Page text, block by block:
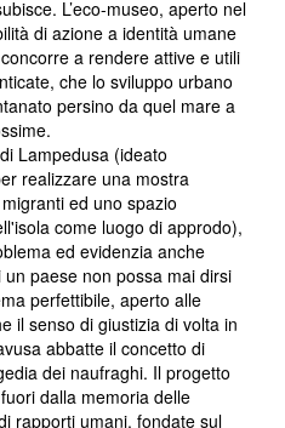
L’eco-museo, aperto nel
di azione a identità umane
a rendere attive e utili
che lo sviluppo urbano
persino da quel mare a
Lampedusa (ideato
realizzare una mostra
ed uno spazio
come luogo di approdo),
ed evidenzia anche
paese non possa mai dirsi
perfettibile, aperto alle
il senso di giustizia di volta in
abbatte il concetto di
dei naufraghi. Il progetto
dalla memoria delle
rapporti umani, fondate sul